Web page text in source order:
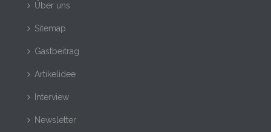
Über uns
Sitemap
Gastbeitrag
Artikelidee
Interview
Newsletter